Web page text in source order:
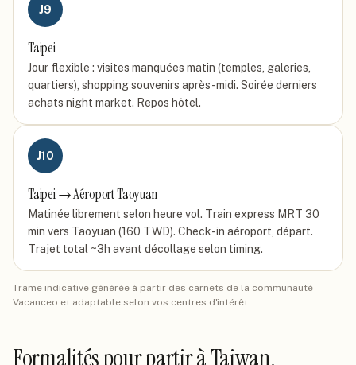
J9
Taipei
Jour flexible : visites manquées matin (temples, galeries,
quartiers), shopping souvenirs après-midi. Soirée derniers
achats night market. Repos hôtel.
J10
Taipei → Aéroport Taoyuan
Matinée librement selon heure vol. Train express MRT 30
min vers Taoyuan (160 TWD). Check-in aéroport, départ.
Trajet total ~3h avant décollage selon timing.
Trame indicative générée à partir des carnets de la communauté
Vacanceo et adaptable selon vos centres d'intérêt.
Formalités pour partirà Taiwan.